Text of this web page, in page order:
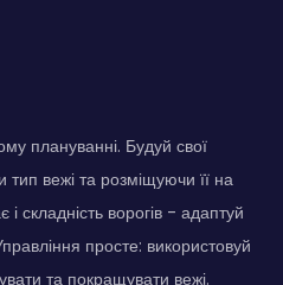
плануванні. Будуй свої
вежі та розміщуючи її на
і складність ворогів - адаптуй
просте: використовуй
та покращувати вежі.